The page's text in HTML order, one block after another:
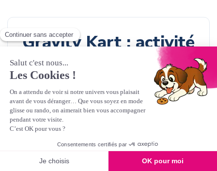
Gravity Kart : activité
ludique et
sensations garanties
🚵‍♂️ Gravity Kart : une nouvelle façon de
découvrir la montagne
Ce produit n'est plus disponible à l'achat